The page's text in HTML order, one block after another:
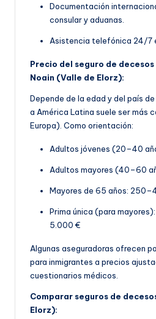
Documentación
consular y aduanas.
Asistencia telefónica 24/7
Precio del seguro de
Noain (Valle de Elorz):
Depende de la edad y del país
a América Latina suele ser más
Europa). Como orientación:
Adultos jóvenes (20–40
Adultos mayores (40–60
Mayores de 65 años:
Prima única (para
5.000 €
Algunas aseguradoras ofrecen
para inmigrantes a precios
cuestionarios médicos.
Comparar seguros de
Elorz):